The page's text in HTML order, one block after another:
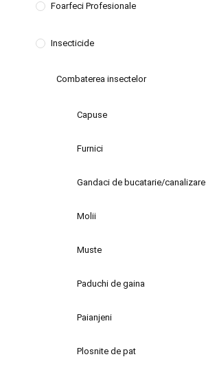
Foarfeci Profesionale
Insecticide
Combaterea insectelor
Capuse
Furnici
Gandaci de bucatarie/canalizare
Molii
Muste
Paduchi de gaina
Paianjeni
Plosnite de pat